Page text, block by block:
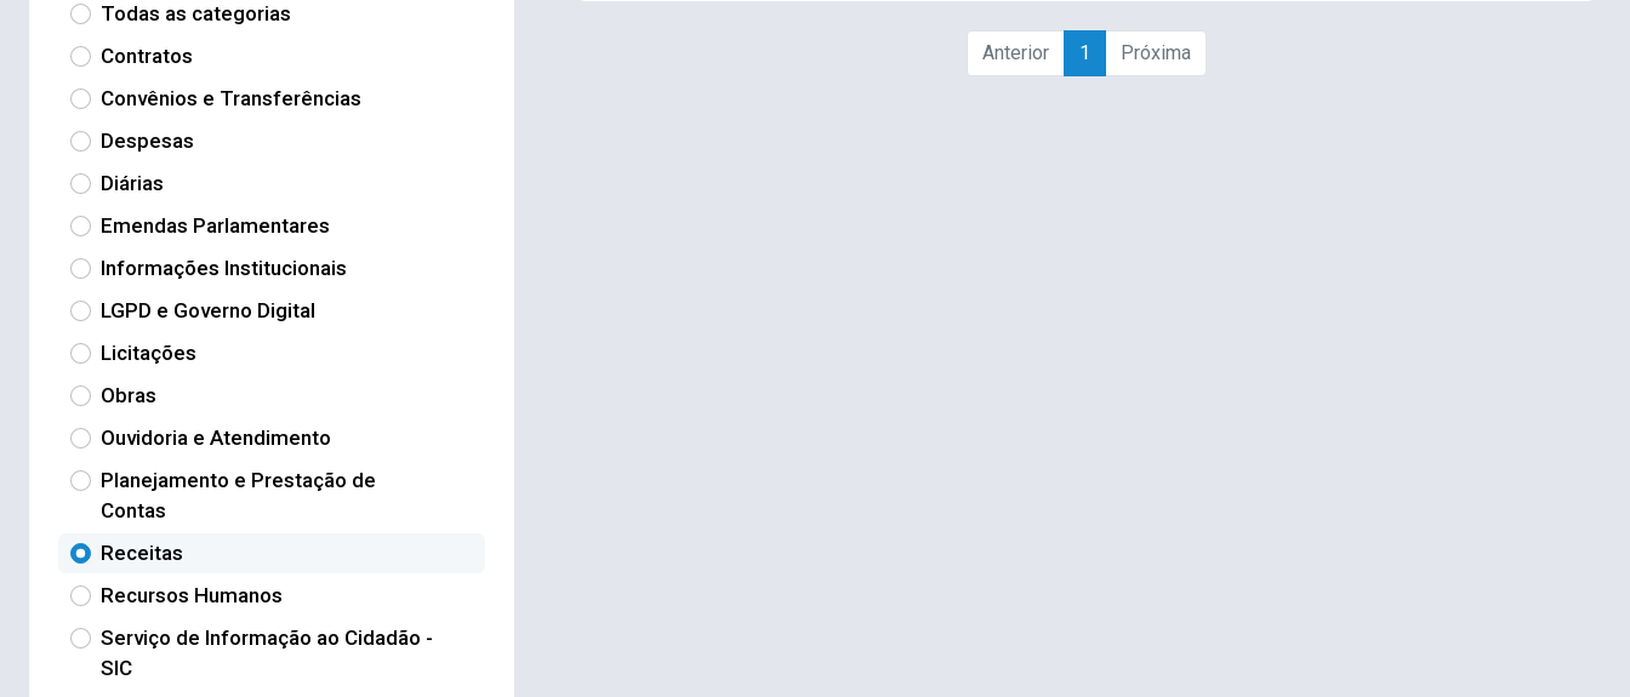
Todas as categorias
Contratos
Convênios e Transferências
Despesas
Diárias
Emendas Parlamentares
Informações Institucionais
LGPD e Governo Digital
Licitações
Obras
Ouvidoria e Atendimento
Planejamento e Prestação de
Contas
Receitas
Recursos Humanos
Serviço de Informação ao Cidadão -
SIC
Anterior 1 Próxima